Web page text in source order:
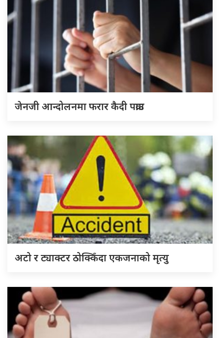
जेनजी आन्दोलनमा फरार कैदी पक्राउ
अटो र ट्याक्टर ठोक्किँदा एकजनाको मृत्यु